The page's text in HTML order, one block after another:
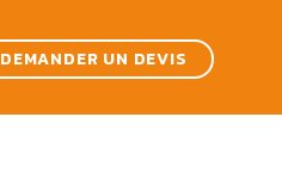
DEMANDER UN DEVIS